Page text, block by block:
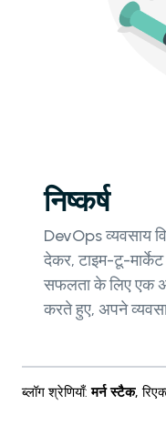
निष्कर्ष
DevOps व्यवसाय
देकर, टाइम-टू-
सफलता के लिए एक
करते हुए, अपने
ब्लॉग श्रेणियाँ: मर्न स्टैक,